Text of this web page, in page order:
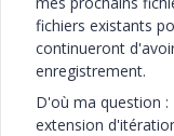
fichiers existants
continueront
enregistrement.
D'où ma question
extension